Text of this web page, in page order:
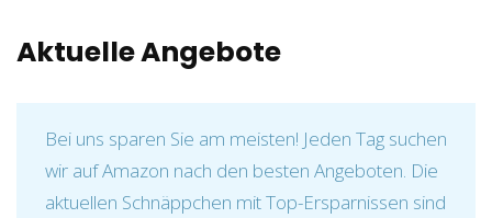
Aktuelle Angebote
Bei uns sparen Sie am meisten! Jeden Tag suchen
wir auf Amazon nach den besten Angeboten. Die
aktuellen Schnäppchen mit Top-Ersparnissen sind